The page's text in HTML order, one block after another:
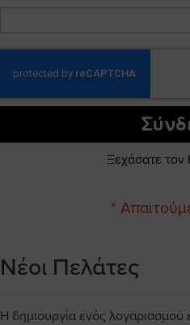
Ξεχάσατε τον
Νέοι Πελάτες
Η δημιουργία ενός λογαριασμού